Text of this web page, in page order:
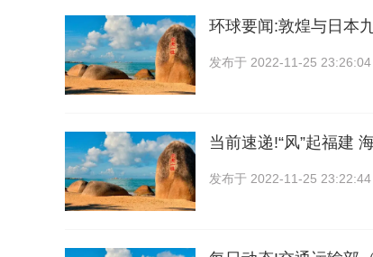
环球要闻:敦煌与日本
发布于 2022-11-25 23:26:04
当前速递!“风”起福建
发布于 2022-11-25 23:22:44